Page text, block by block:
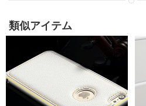
類似アイテム